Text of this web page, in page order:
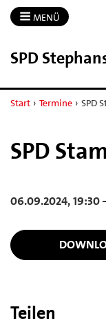
MENÜ
SPD
Start › Termine › SPD
SPD
06.09.2024, 19:30
Teilen